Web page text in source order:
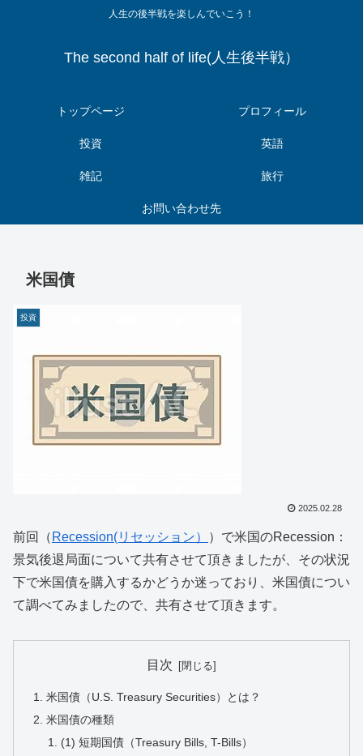
人生の後半戦を楽しんでいこう！
The second half of life(人生後半戦）
トップページ プロフィール
投資 英語
雑記 旅行
お問い合わせ先
米国債
投資
2025.02.28
前回（ Recession(リセッション）
）で米国のRecession：
景気後退局面について共有させて頂きましたが、その状況
下で米国債を購入するかどうか迷っており、米国債につい
て調べてみましたので、共有させて頂きます。
目次
米国債（U.S. Treasury Securities）とは？
米国債の種類
(1) 短期国債（Treasury Bills, T-Bills）